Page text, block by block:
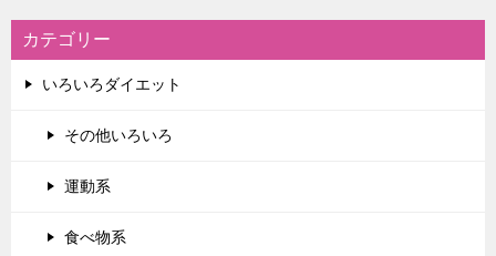
カテゴリー
いろいろダイエット
その他いろいろ
運動系
食べ物系